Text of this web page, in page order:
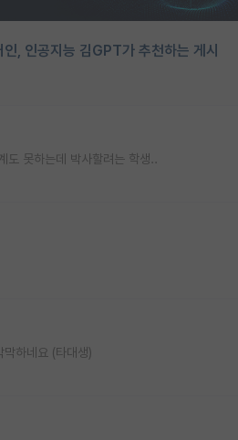
, 인공지능 김GPT가 추천하는 게시
도 못하는데 박사할려는 학생..
하네요 (타대생)